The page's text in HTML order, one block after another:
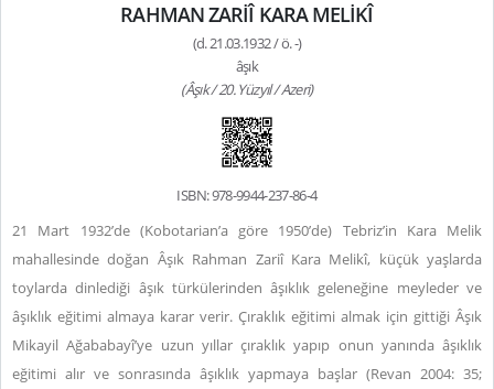
RAHMAN ZARİÎ KARA MELİKÎ
(d. 21.03.1932 / ö. -)
âşık
(Âşık / 20. Yüzyıl / Azeri)
ISBN: 978-9944-237-86-4
21 Mart 1932’de (Kobotarian’a göre 1950’de) Tebriz’in Kara Melik
mahallesinde doğan Âşık Rahman Zariî Kara Melikî, küçük yaşlarda
toylarda dinlediği âşık türkülerinden âşıklık geleneğine meyleder ve
âşıklık eğitimi almaya karar verir. Çıraklık eğitimi almak için gittiği Âşık
Mikayil Ağababayî’ye uzun yıllar çıraklık yapıp onun yanında âşıklık
eğitimi alır ve sonrasında âşıklık yapmaya başlar (Revan 2004: 35;